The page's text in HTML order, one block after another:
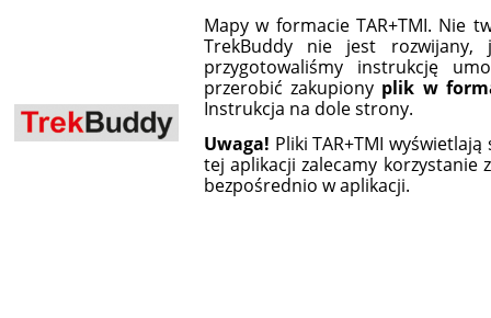
Mapy w formacie TAR+TMI. Nie
TrekBuddy nie jest
przygotowaliśmy instrukcję
przerobić zakupiony plik w
Instrukcja na dole strony.
Uwaga! Pliki TAR+TMI
tej aplikacji zalecamy
bezpośrednio w aplikacji.